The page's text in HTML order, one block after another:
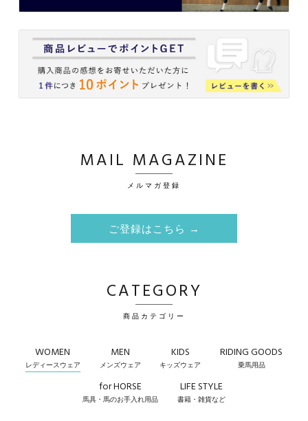
MAIL MAGAZINE
メルマガ登録
ご登録はこちら →
CATEGORY
商品カテゴリー
WOMEN
レディースウェア
MEN
メンズウェア
KIDS
キッズウェア
RIDING GOODS
乗馬用品
for HORSE
馬具・馬のお手入れ用品
LIFE STYLE
書籍・雑貨など